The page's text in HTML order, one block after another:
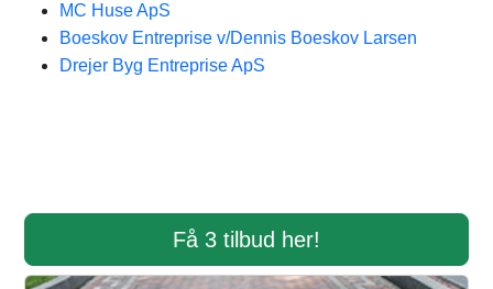
MC Huse ApS
Boeskov Entreprise v/Dennis Boeskov Larsen
Drejer Byg Entreprise ApS
Få 3 tilbud her!